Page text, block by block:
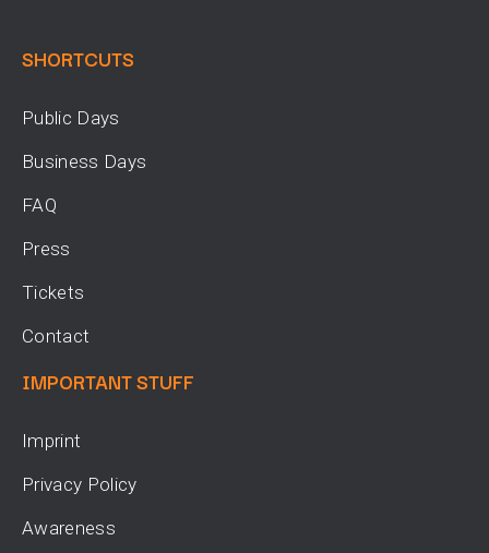
SHORTCUTS
Public Days
Business Days
FAQ
Press
Tickets
Contact
IMPORTANT STUFF
Imprint
Privacy Policy
Awareness